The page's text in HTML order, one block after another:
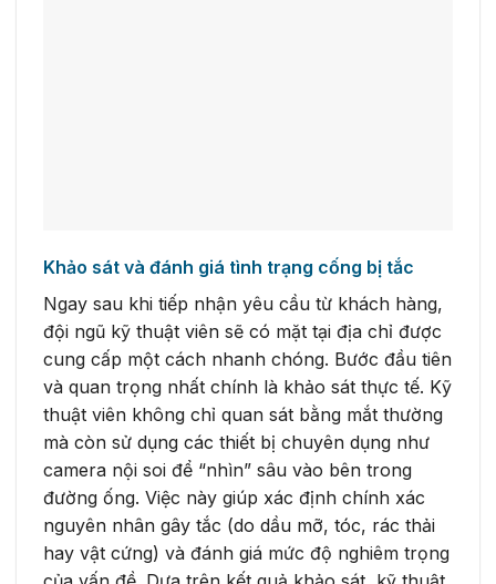
Khảo sát và đánh giá tình trạng cống bị tắc
Ngay sau khi tiếp nhận yêu cầu từ khách hàng,
đội ngũ kỹ thuật viên sẽ có mặt tại địa chỉ được
cung cấp một cách nhanh chóng. Bước đầu tiên
và quan trọng nhất chính là khảo sát thực tế. Kỹ
thuật viên không chỉ quan sát bằng mắt thường
mà còn sử dụng các thiết bị chuyên dụng như
camera nội soi để “nhìn” sâu vào bên trong
đường ống. Việc này giúp xác định chính xác
nguyên nhân gây tắc (do dầu mỡ, tóc, rác thải
hay vật cứng) và đánh giá mức độ nghiêm trọng